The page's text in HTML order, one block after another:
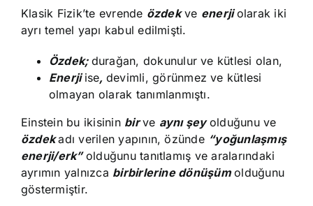
Klasik Fizik’te evrende özdekve enerjiolarak iki
ayrı temel yapı kabul edilmişti.
Özdek; durağan, dokunulur ve kütlesi olan,
Enerjiise, devimli, görünmez ve kütlesi
olmayan olarak tanımlanmıştı.
Einstein bu ikisinin birve aynı şeyolduğunu ve
özdekadı verilen yapının, özünde “yoğunlaşmış
enerji/erk”olduğunu tanıtlamış ve aralarındaki
ayrımın yalnızca birbirlerine dönüşümolduğunu
göstermiştir.